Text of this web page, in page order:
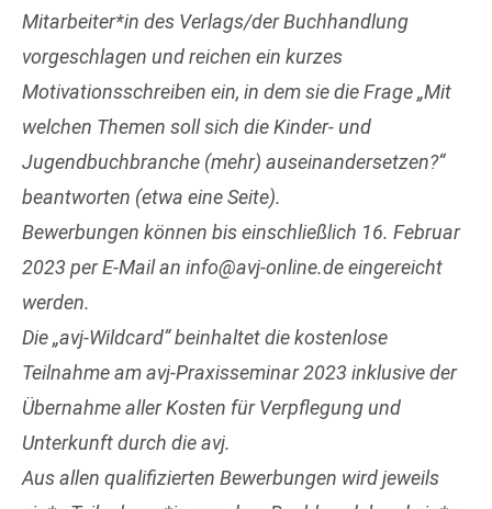
Mitarbeiter*in des Verlags/der Buchhandlung
vorgeschlagen und reichen ein kurzes
Motivationsschreiben ein, in dem sie die Frage „Mit
welchen Themen soll sich die Kinder- und
Jugendbuchbranche (mehr) auseinandersetzen?“
beantworten (etwa eine Seite).
Bewerbungen können bis einschließlich 16. Februar
2023 per E-Mail an info@avj-online.de eingereicht
werden.
Die „avj-Wildcard“ beinhaltet die kostenlose
Teilnahme am avj-Praxisseminar 2023 inklusive der
Übernahme aller Kosten für Verpflegung und
Unterkunft durch die avj.
Aus allen qualifizierten Bewerbungen wird jeweils